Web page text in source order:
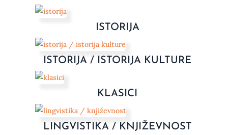
ISTORIJA
ISTORIJA / ISTORIJA KULTURE
KLASICI
LINGVISTIKA / KNJIŽEVNOST